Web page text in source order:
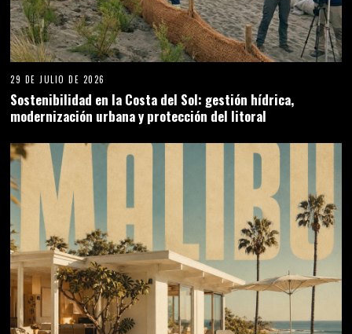
29 DE JULIO DE 2026
Sostenibilidad en la Costa del Sol: gestión hídrica,
modernización urbana y protección del litoral